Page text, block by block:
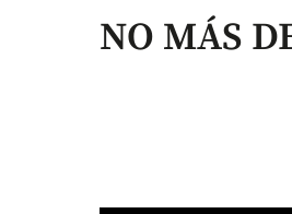
NO MÁS